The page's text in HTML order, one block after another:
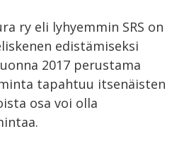
ry eli lyhyemmin SRS on
edistämiseksi
2017 perustama
tapahtuu itsenäisten
osa voi olla